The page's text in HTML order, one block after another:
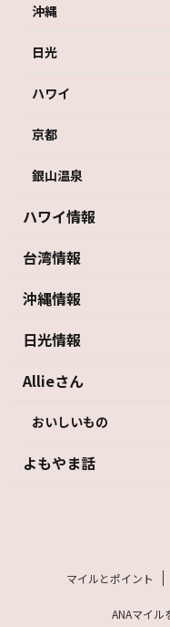
沖縄
日光
ハワイ
京都
銀山温泉
ハワイ情報
台湾情報
沖縄情報
日光情報
Allieさん
おいしいもの
よもやま話
マイルとポイント
ANAマイル